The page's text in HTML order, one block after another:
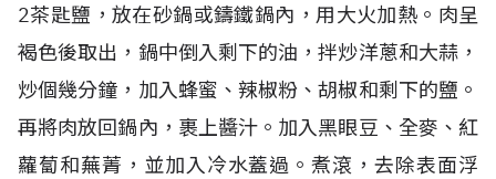
2茶匙鹽，放在砂鍋或鑄鐵鍋內，用大火加熱。肉呈
褐色後取出，鍋中倒入剩下的油，拌炒洋蔥和大蒜，
炒個幾分鐘，加入蜂蜜、辣椒粉、胡椒和剩下的鹽。
再將肉放回鍋內，裹上醬汁。加入黑眼豆、全麥、紅
蘿蔔和蕪菁，並加入冷水蓋過。煮滾，去除表面浮